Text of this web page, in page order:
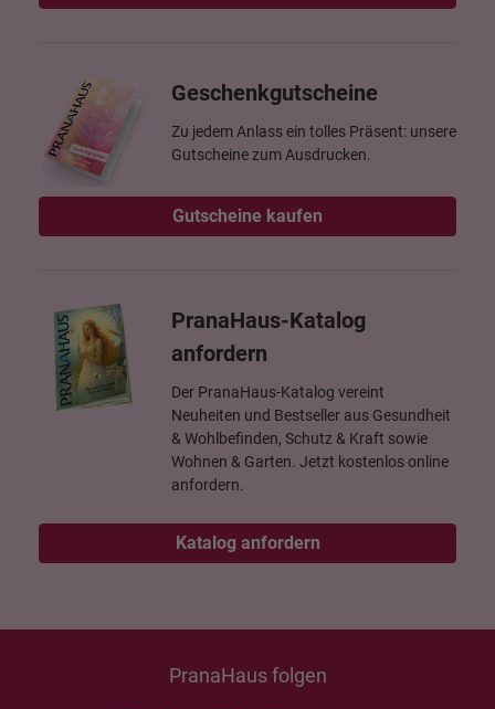
Geschenkgutscheine
Zu jedem Anlass ein tolles Präsent: unsere
Gutscheine zum Ausdrucken.
Gutscheine kaufen
PranaHaus-Katalog
anfordern
Der PranaHaus-Katalog vereint
Neuheiten und Bestseller aus Gesundheit
& Wohlbefinden, Schutz & Kraft sowie
Wohnen & Garten. Jetzt kostenlos online
anfordern.
Katalog anfordern
PranaHaus folgen